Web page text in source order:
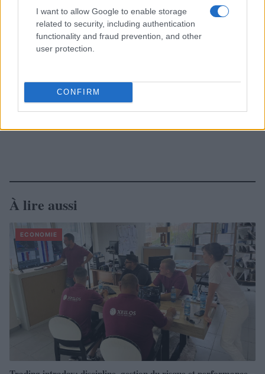
I want to allow Google to enable storage
related to security, including authentication
functionality and fraud prevention, and other
user protection.
CONFIRM
À lire aussi
ECONOMIE